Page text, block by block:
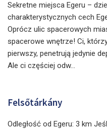
Sekretne miejsca Egeru –
charakterystycznych cech
Oprócz ulic spacerowych
spacerowe wnętrze! Ci,
pierwszy, penetrują jedynie
Ale ci częściej odw...
Felsőtárkány
Odległość od Egeru: 3 km